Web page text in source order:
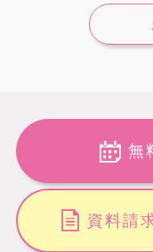
無
資料請